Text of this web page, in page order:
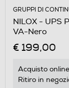
GRUPPI DI
NILOX - UPS
VA-Nero
€ 199,00
Acquisto
Ritiro in